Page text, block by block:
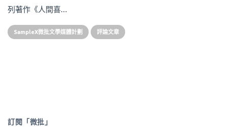
列著作《人間喜…
SampleX微批文學媒體計劃 評論文章
訂閱「微批」